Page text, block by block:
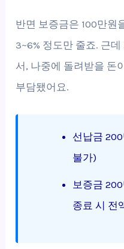
반면 보증금은 100만원
3~6% 정도만 줄죠. 근
서, 나중에 돌려받을 돈
부담됐어요.
선납금
불가)
보증금
종료 시 전